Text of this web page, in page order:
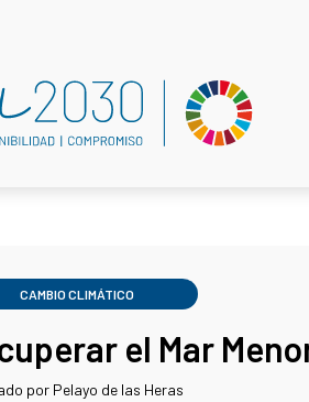
CAMBIO CLIMÁTICO
el Mar
por Pelayo de las Heras